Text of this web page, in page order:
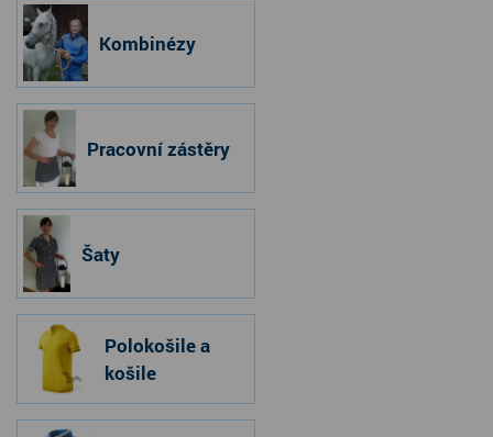
Kombinézy
Pracovní zástěry
Šaty
Polokošile a
košile